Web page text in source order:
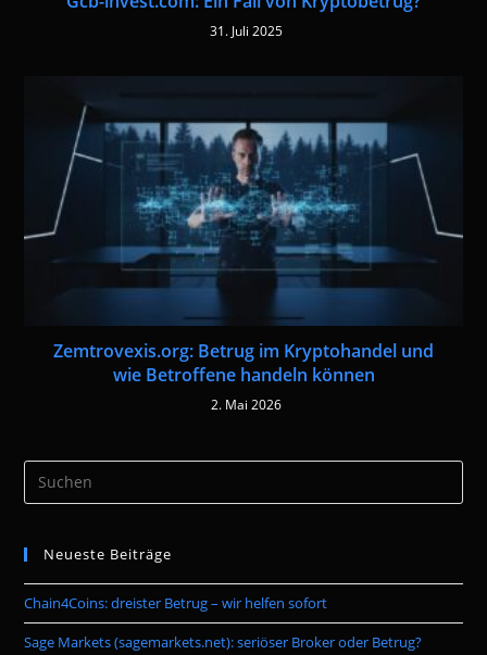
31. Juli 2025
Zemtrovexis.org: Betrug im Kryptohandel und
wie Betroffene handeln können
2. Mai 2026
the
Neueste Beiträge
Chain4Coins: dreister Betrug – wir helfen sofort
Sage Markets (sagemarkets.net): seriöser Broker oder Betrug?